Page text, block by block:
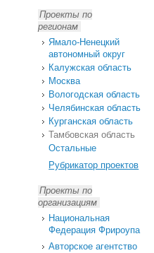
Проекты по
регионам
Ямало-Ненецкий
автономный округ
Калужская область
Москва
Вологодская область
Челябинская область
Курганская область
Тамбовская область
Остальные
Рубрикатор проектов
Проекты по
организациям
Национальная
Федерация Фрироупа
Авторское агентство